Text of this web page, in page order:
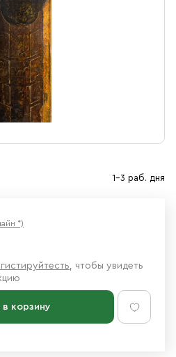
1-3 раб. дня
*)
, чтобы увидеть
корзину